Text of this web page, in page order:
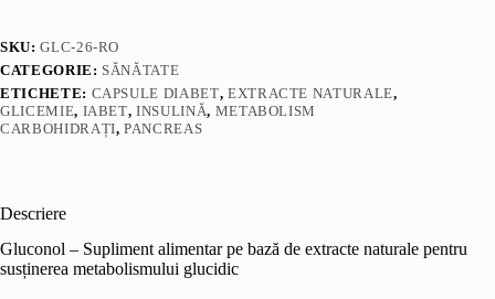
SKU:GLC-26-RO
CATEGORIE: SĂNĂTATE
ETICHETE: CAPSULE DIABET, EXTRACTE NATURALE,
GLICEMIE, IABET,INSULINĂ, METABOLISM
CARBOHIDRAȚI,PANCREAS
Descriere
Gluconol – Supliment alimentar pe bază de extracte naturale pentru
susținerea metabolismului glucidic